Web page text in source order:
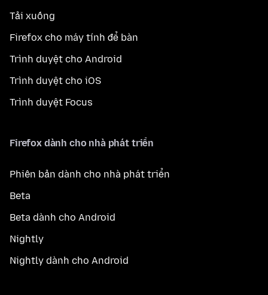
Tải xuống
Firefox cho máy tính để bàn
Trình duyệt cho Android
Trình duyệt cho iOS
Trình duyệt Focus
Firefox dành cho nhà phát triển
Phiên bản dành cho nhà phát triển
Beta
Beta dành cho Android
Nightly
Nightly dành cho Android